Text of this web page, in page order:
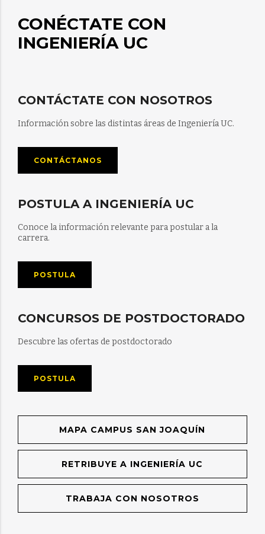
CONÉCTATE CON
INGENIERÍA UC
CONTÁCTATE CON NOSOTROS
Información sobre las distintas áreas de Ingeniería UC.
CONTÁCTANOS
POSTULA A INGENIERÍA UC
Conoce la información relevante para postular a la
carrera.
POSTULA
CONCURSOS DE POSTDOCTORADO
Descubre las ofertas de postdoctorado
POSTULA
MAPA CAMPUS SAN JOAQUÍN
RETRIBUYE A INGENIERÍA UC
TRABAJA CON NOSOTROS